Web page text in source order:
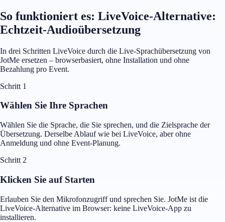
So funktioniert es: LiveVoice-Alternative:
Echtzeit-Audioübersetzung
In drei Schritten LiveVoice durch die Live-Sprachübersetzung von
JotMe ersetzen – browserbasiert, ohne Installation und ohne
Bezahlung pro Event.
Schritt 1
Wählen Sie Ihre Sprachen
Wählen Sie die Sprache, die Sie sprechen, und die Zielsprache der
Übersetzung. Derselbe Ablauf wie bei LiveVoice, aber ohne
Anmeldung und ohne Event-Planung.
Schritt 2
Klicken Sie auf Starten
Erlauben Sie den Mikrofonzugriff und sprechen Sie. JotMe ist die
LiveVoice-Alternative im Browser: keine LiveVoice-App zu
installieren.